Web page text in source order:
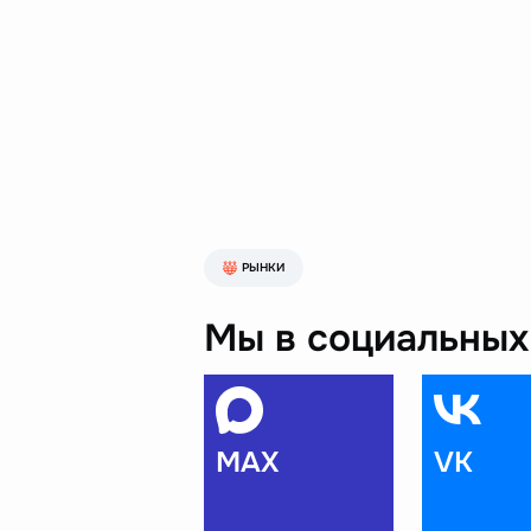
РЫНКИ
Мы в социальных
MAX VK